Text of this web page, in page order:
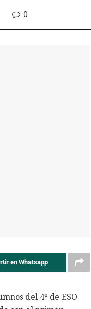
0
en Whatsapp
del 4º de ESO